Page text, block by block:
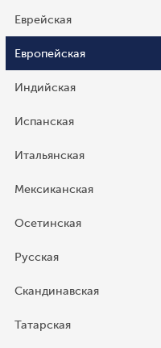
Еврейская
Европейская
Индийская
Испанская
Итальянская
Мексиканская
Осетинская
Русская
Скандинавская
Татарская